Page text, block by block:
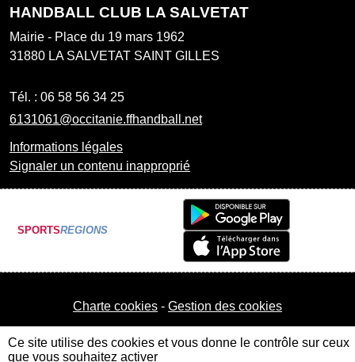
HANDBALL CLUB LA SALVETAT
Mairie - Place du 19 mars 1962
31880 LA SALVETAT SAINT GILLES
Tél. : 06 58 56 34 25
6131061@occitanie.ffhandball.net
Informations légales
Signaler un contenu inapproprié
SPORTSREGIONS
Charte cookies Gestion des cookies
Ce site utilise des cookies et vous donne le contrôle sur ceux
que vous souhaitez activer